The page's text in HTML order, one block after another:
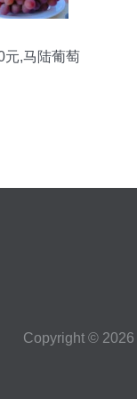
元,马陆葡萄
Copyright © 2026